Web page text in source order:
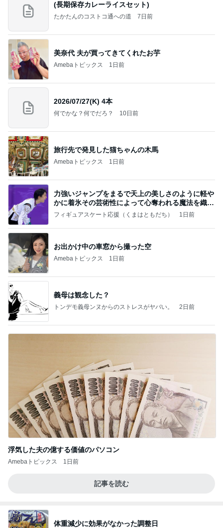
(長期保存カレーライスセット)
たかたんのコストコ通への道 7日前
美奈代 夫が買ってきてくれたお芋
Amebaトピックス 1日前
2026/07/27(K) 4本
何でかな？何でだろ？ 10日前
旅行先で発見した猫ちゃんの木馬
Amebaトピックス 1日前
力強いジャンプをまるで天上の美しさのように軽や
かに着氷その芸術性によって心奪われる魔法を織り
なす
フィギュアスケート応援（くまはともだち） 1日前
お出かけ中の車窓から撮った空
Amebaトピックス 1日前
義母は観念した？
トンデモ義母ンヌからのストレスがヤバい。 2日前
浮気した夫の億する価値のパソコン
Amebaトピックス 1日前
記事を読む
体重減少に効果がなかった調整日